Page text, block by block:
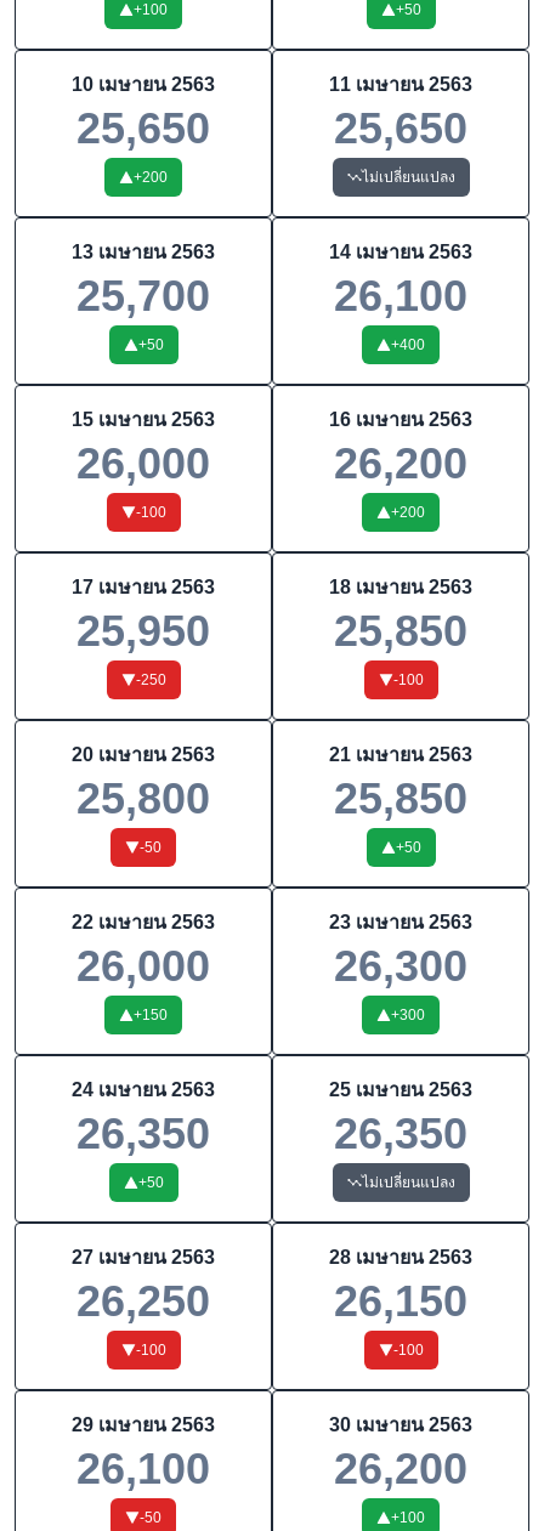
+100 +50
10 เมษายน 2563
25,650
+200
11 เมษายน 2563
25,650
ไม่เปลี่ยนแปลง
13 เมษายน 2563
25,700
+50
14 เมษายน 2563
26,100
+400
15 เมษายน 2563
26,000
-100
16 เมษายน 2563
26,200
+200
17 เมษายน 2563
25,950
-250
18 เมษายน 2563
25,850
-100
20 เมษายน 2563
25,800
-50
21 เมษายน 2563
25,850
+50
22 เมษายน 2563
26,000
+150
23 เมษายน 2563
26,300
+300
24 เมษายน 2563
26,350
+50
25 เมษายน 2563
26,350
ไม่เปลี่ยนแปลง
27 เมษายน 2563
26,250
-100
28 เมษายน 2563
26,150
-100
29 เมษายน 2563
26,100
-50
30 เมษายน 2563
26,200
+100